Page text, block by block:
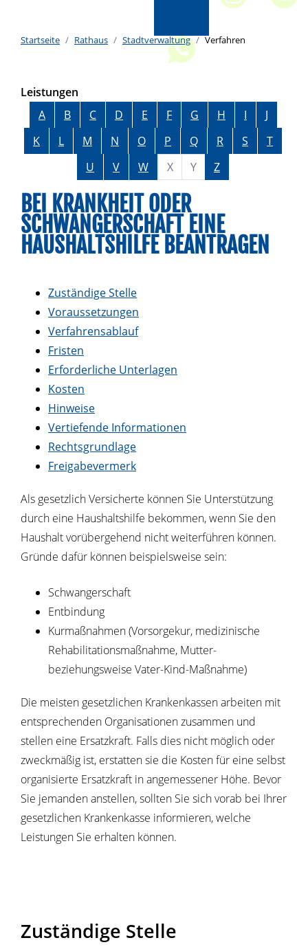
Startseite Rathaus Stadtverwaltung Verfahren
Leistungen
Alphabetisches Register überspringen
A B C D E F G H I
J
K
L M N O P Q R S
T
U
V W X Y Z
BEI KRANKHEIT ODER
SCHWANGERSCHAFT EINE
HAUSHALTSHILFE BEANTRAGEN
Zuständige Stelle
Voraussetzungen
Verfahrensablauf
Fristen
Erforderliche Unterlagen
Kosten
Hinweise
Vertiefende Informationen
Rechtsgrundlage
Freigabevermerk
Als gesetzlich Versicherte können Sie Unterstützung
durch eine Haushaltshilfe bekommen, wenn Sie den
Haushalt vorübergehend nicht weiterführen können.
Gründe dafür können beispielsweise sein:
Schwangerschaft
Entbindung
Kurmaßnahmen (Vorsorgekur, medizinische
Rehabilitationsmaßnahme, Mutter-
beziehungsweise Vater-Kind-Maßnahme)
Die meisten gesetzlichen Krankenkassen arbeiten mit
entsprechenden Organisationen zusammen und
stellen eine Ersatzkraft. Falls dies nicht möglich oder
zweckmäßig ist, erstatten sie die Kosten für eine selbst
organisierte Ersatzkraft in angemessener Höhe. Bevor
Sie jemanden anstellen, sollten Sie sich vorab bei Ihrer
gesetzlichen Krankenkasse informieren, welche
Leistungen Sie erhalten können.
Zuständige Stelle